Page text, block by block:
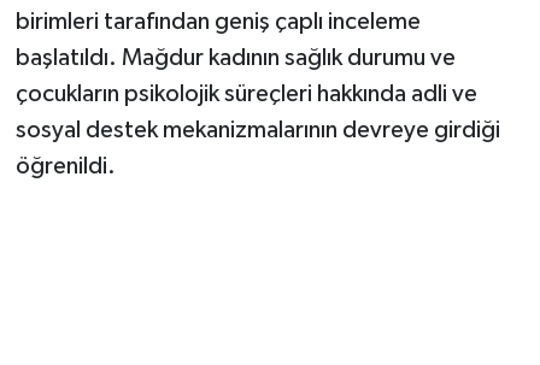
birimleri tarafından geniş çaplı inceleme
başlatıldı. Mağdur kadının sağlık durumu ve
çocukların psikolojik süreçleri hakkında adli ve
sosyal destek mekanizmalarının devreye girdiği
öğrenildi.